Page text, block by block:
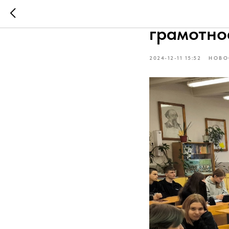
2024-12-11 15:52